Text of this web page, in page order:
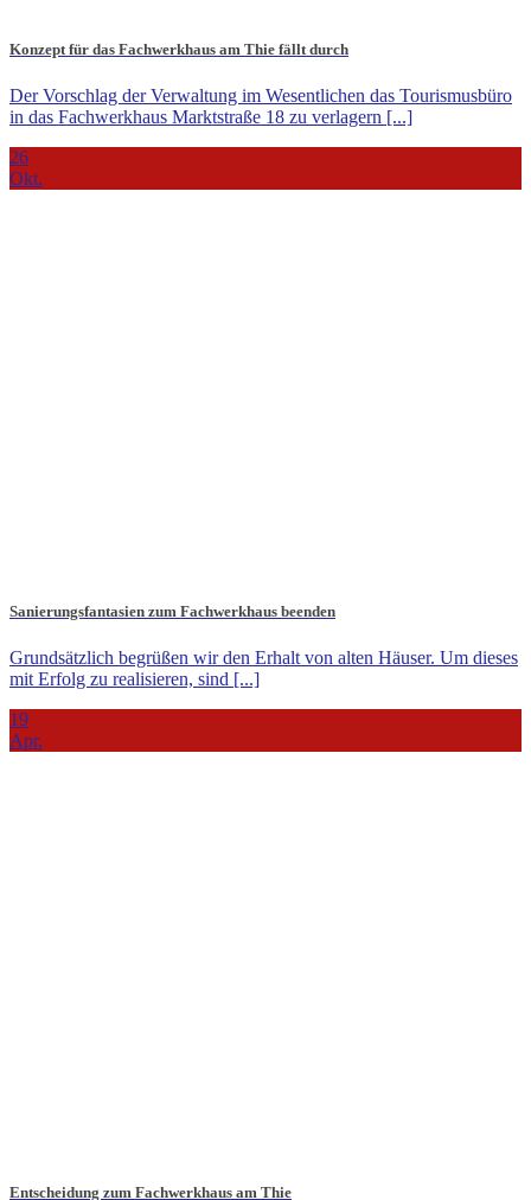
Konzept für das Fachwerkhaus am Thie fällt durch
Der Vorschlag der Verwaltung im Wesentlichen das Tourismusbüro
in das Fachwerkhaus Marktstraße 18 zu verlagern [...]
26
Okt.
Sanierungsfantasien zum Fachwerkhaus beenden
Grundsätzlich begrüßen wir den Erhalt von alten Häuser. Um dieses
mit Erfolg zu realisieren, sind [...]
19
Apr.
Entscheidung zum Fachwerkhaus am Thie